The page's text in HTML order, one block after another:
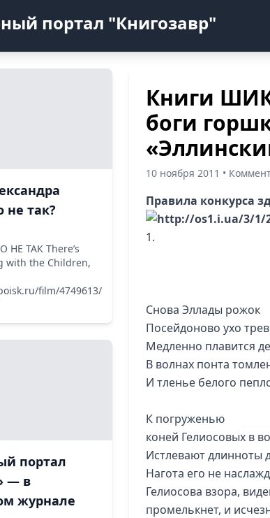
портал "Книгозавр"
не так?
ТАК There’s
with the Children,
film/4749613/
портал
— в
журнале
Книги
боги
10 ноября 2011 •
Правила конкурса
1.
Снова Эллады рожок
Посейдоново ухо
Медленно плавится
В волнах понта
И тленье белого
К погруженью
коней Гелиосовых в
Истлевают длинноты
Нагота его не
Гелиосова взора,
промелькнет, и